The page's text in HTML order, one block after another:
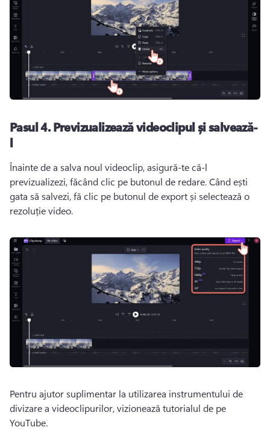
Pasul 4.Previzualizează videoclipul și salvează-
l
Înainte de a salva noul videoclip, asigură-te că-l
previzualizezi, făcând clic pe butonul de redare. Când ești
gata să salvezi, fă clic pe butonul de export și selectează o
rezoluție video.
Pentru ajutor suplimentar la utilizarea instrumentului de
divizare a videoclipurilor, vizionează tutorialul de pe
YouTube.